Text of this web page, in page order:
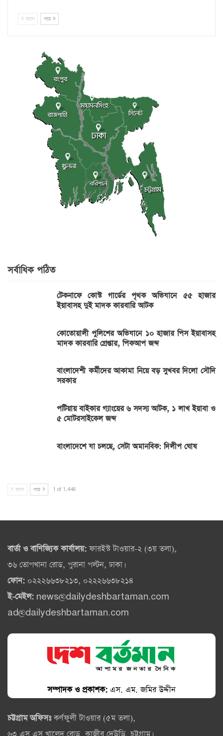
আগে পরে
সর্বাধিক পঠিত
টেকনাফে কোস্ট গার্ডের পৃথক অভিযানে ৫৫ হাজার
ইয়াবাসহ দুই মাদক কারবারি আটক
কোতোয়ালী পুলিশের অভিযানে ১০ হাজার পিস ইয়াবাসহ
মাদক কারবারি গ্রেপ্তার, পিকআপ জব্দ
বাংলাদেশী কর্মীদের আকামা নিয়ে বড় সুখবর দিলো সৌদি
সরকার
পটিয়ায় বাইকার গ্যাংয়ের ৬ সদস্য আটক, ১ লাখ ইয়াবা ও
৫ মোটরসাইকেল জব্দ
বাংলাদেশে যা চলছে, সেটা অমানবিক: দিলীপ ঘোষ
আগে পরে 1 of 1,446
বার্তা ও বাণিজ্যিক কার্যালয়:ফারইস্ট টাওয়ার-২ (৩য় তলা),
৩৬ তোপখানা রোড, পুরানা পল্টন, ঢাকা।
ফোন: ০২২২৬৬৩৮২১৩, ০২২২৬৬৩৮২১৪
ই-মেইল: news@dailydeshbartaman.com
ad@dailydeshbartaman.com
সম্পাদক ও প্রকাশক: এস. এম. জমির উদ্দীন
চট্টগ্রাম অফিসঃকর্ণফুলী টাওয়ার (৫ম তলা),